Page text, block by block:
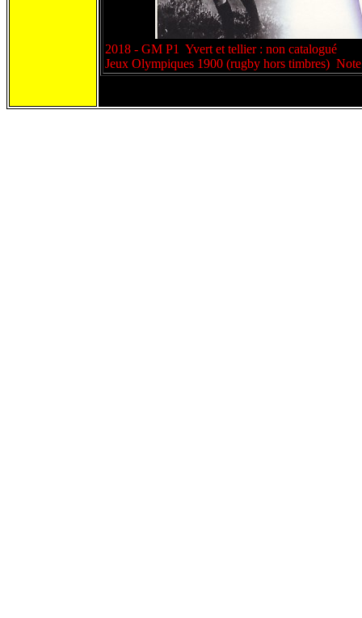
2018 - GM P1 Yvert et tellier : non catalogué
Jeux Olympiques 1900 (rugby hors timbres)